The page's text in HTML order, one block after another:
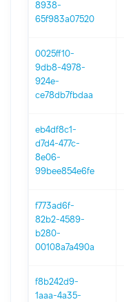
8938-
65f983a07520
0025ff10-
9db8-4978-
924e-
ce78db7fbdaa
eb4df8c1-
d7d4-477c-
8e06-
99bee854e6fe
f773ad6f-
82b2-4589-
b280-
00108a7a490a
f8b242d9-
1aaa-4a35-